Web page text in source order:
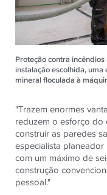
Proteção contra
instalação escolhida,
mineral floculada à
"Trazem enormes
reduzem o esforço do
construir as paredes
especialista
com um máximo de
construção
pessoal."